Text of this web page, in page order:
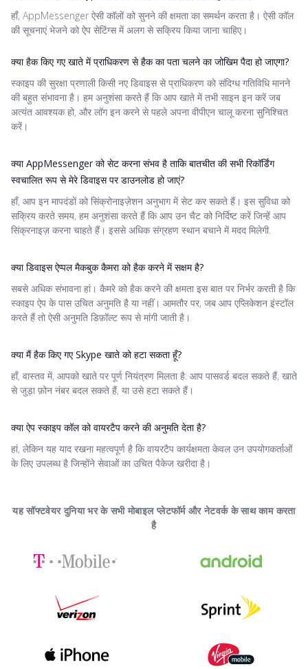
हाँ, AppMessenger ऐसी कॉलों को सुनने की क्षमता का समर्थन करता है। ऐसी कॉल
की सूचनाएं भेजने को ऐप सेटिंग्स में अलग से सक्रिय किया जाना चाहिए।
क्या हैक किए गए खाते में प्राधिकरण से हैक का पता चलने का जोखिम पैदा हो जाएगा?
स्काइप की सुरक्षा प्रणाली किसी नए डिवाइस से प्राधिकरण को संदिग्ध गतिविधि मानने
की बहुत संभावना है। हम अनुशंसा करते हैं कि आप खाते में तभी साइन इन करें जब
अत्यंत आवश्यक हो, और लॉग इन करने से पहले अपना वीपीएन चालू करना सुनिश्चित
करें।
क्या AppMessenger को सेट करना संभव है ताकि बातचीत की सभी रिकॉर्डिंग
स्वचालित रूप से मेरे डिवाइस पर डाउनलोड हो जाएं?
हाँ, आप इन मापदंडों को सिंक्रोनाइज़ेशन अनुभाग में सेट कर सकते हैं। इस सुविधा को
सक्रिय करते समय, हम अनुशंसा करते हैं कि आप उन चैट को निर्दिष्ट करें जिन्हें आप
सिंक्रनाइज़ करना चाहते हैं। इससे अधिक संग्रहण स्थान बचाने में मदद मिलेगी.
क्या डिवाइस ऐप्पल मैकबुक कैमरा को हैक करने में सक्षम है?
सबसे अधिक संभावना हां। कैमरे को हैक करने की क्षमता इस बात पर निर्भर करती है कि
स्काइप ऐप के पास उचित अनुमति है या नहीं। आमतौर पर, जब आप एप्लिकेशन इंस्टॉल
करते हैं तो ऐसी अनुमति डिफ़ॉल्ट रूप से मांगी जाती है।
क्या मैं हैक किए गए Skype खाते को हटा सकता हूँ?
हाँ, वास्तव में, आपको खाते पर पूर्ण नियंत्रण मिलता है: आप पासवर्ड बदल सकते हैं, खाते
से जुड़ा फ़ोन नंबर बदल सकते हैं, या उसे हटा सकते हैं।
क्या ऐप स्काइप कॉल को वायरटैप करने की अनुमति देता है?
हां, लेकिन यह याद रखना महत्वपूर्ण है कि वायरटैप कार्यक्षमता केवल उन उपयोगकर्ताओं
के लिए उपलब्ध है जिन्होंने सेवाओं का उचित पैकेज खरीदा है।
यह सॉफ्टवेयर दुनिया भर के सभी मोबाइल प्लेटफॉर्म और नेटवर्क के साथ काम करता
है